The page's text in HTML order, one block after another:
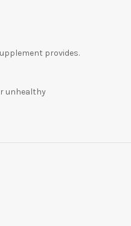
provides.
unhealthy